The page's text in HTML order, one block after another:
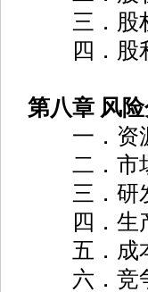
三．股
四．股
第八章 风
一．资
二．市场
三．研
四．生产
五．成
六．竞